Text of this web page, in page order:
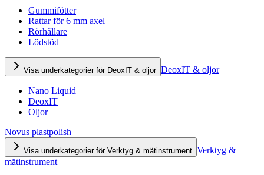
Gummifötter
Rattar för 6 mm axel
Rörhållare
Lödstöd
Visa underkategorier för DeoxIT & oljor DeoxIT & oljor
Nano Liquid
DeoxIT
Oljor
Novus plastpolish
Visa underkategorier för Verktyg & mätinstrument Verktyg &
mätinstrument